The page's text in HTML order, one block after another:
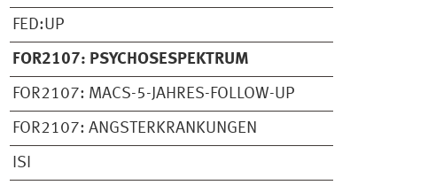
FED:UP
FOR2107: PSYCHOSESPEKTRUM
FOR2107: MACS-5-JAHRES-FOLLOW-UP
FOR2107: ANGSTERKRANKUNGEN
ISI